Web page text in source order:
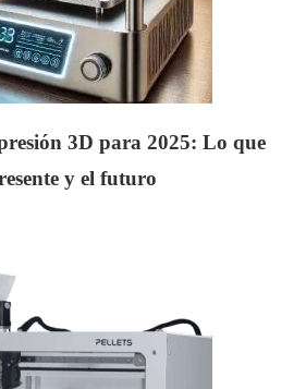
3D para 2025: Lo que
y el futuro